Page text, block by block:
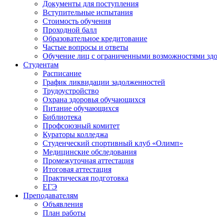
Документы для поступления
Вступительные испытания
Стоимость обучения
Проходной балл
Образовательное кредитование
Частые вопросы и ответы
Обучение лиц с ограниченными возможностями
Студентам
Расписание
График ликвидации задолженностей
Трудоустройство
Охрана здоровья обучающихся
Питание обучающихся
Библиотека
Профсоюзный комитет
Кураторы колледжа
Студенческий спортивный клуб «Олимп»
Медицинские обследования
Промежуточная аттестация
Итоговая аттестация
Практическая подготовка
ЕГЭ
Преподавателям
Объявления
План работы